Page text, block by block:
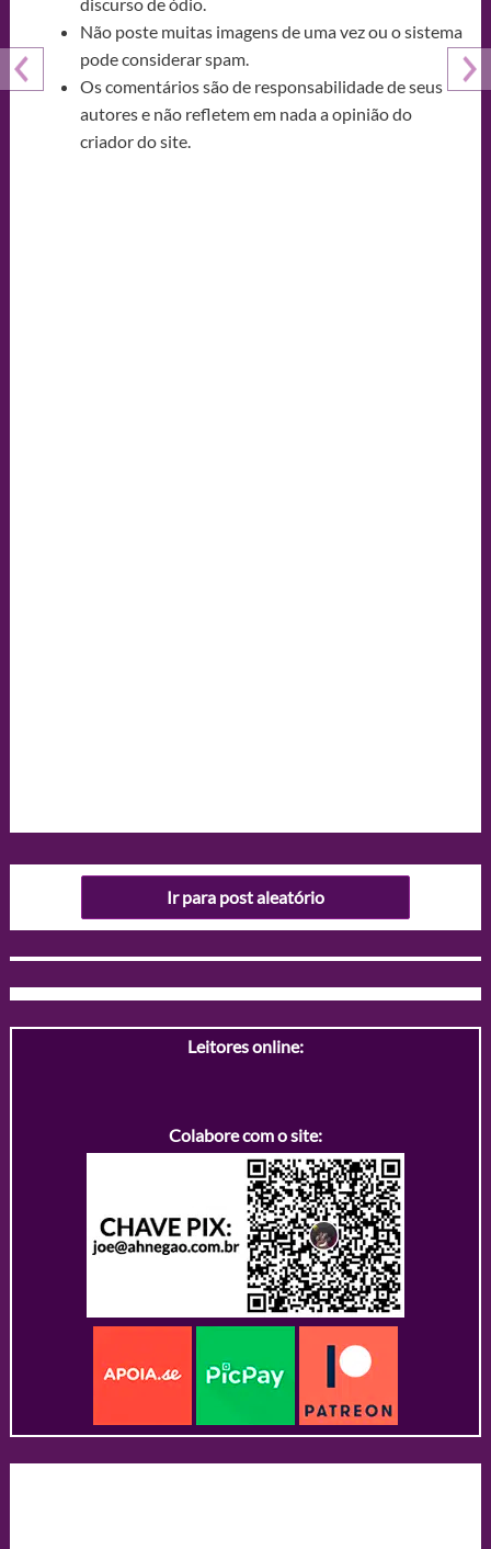
Não poste muitas imagens de uma vez ou o sistema
pode considerar spam.
Os comentários são de responsabilidade de seus
autores e não refletem em nada a opinião do
criador do site.
Ir para post aleatório
Leitores online:
Colabore com o site: